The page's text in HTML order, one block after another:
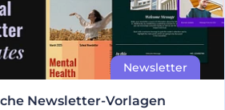
Newsletter-Vorlagen